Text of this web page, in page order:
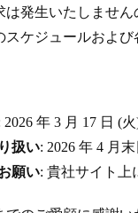
は発生いたしませ
ケジュールおよ
2026 年 3 月 17 日 (
扱い: 2026 年 4 月
願い: 貴社サイト上